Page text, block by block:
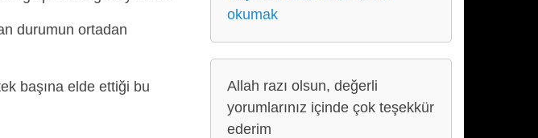
durumun ortadan
başına elde ettiği bu
okumak
Allah razı olsun, değerli
yorumlarınız içinde çok teşekkür
ederim